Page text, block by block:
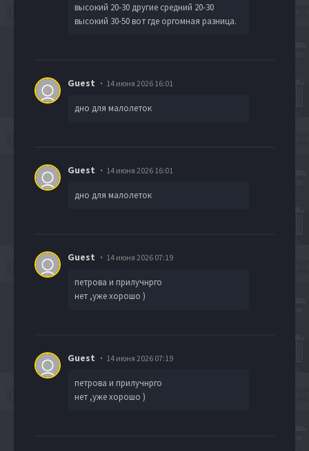
высокий 20-30 другие средний 20-30
высокий 30-50 вот где оргомная разница.
Guest 14 июня 2026 16:01
дно для малолеток
Guest 14 июня 2026 16:01
дно для малолеток
Guest 14 июня 2026 07:19
петрова и прилучнрго
нет ,уже хорошо )
Guest 14 июня 2026 07:19
петрова и прилучнрго
нет ,уже хорошо )